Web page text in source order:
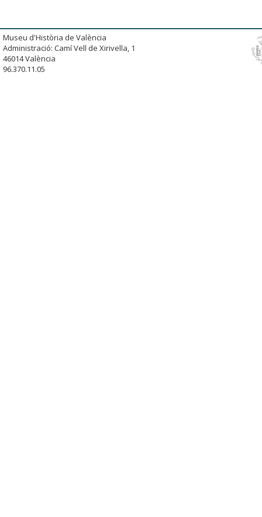
Museu d'Història de València
Administració: Camí Vell de Xirivella, 1
46014 València
96.370.11.05